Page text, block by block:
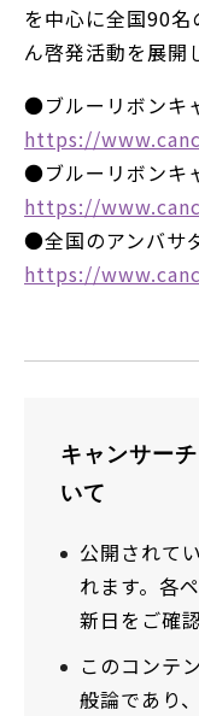
を中心に全国90名
ん啓発活動を展開
●ブルーリボンキ
https://
●ブルーリボンキ
https://
●全国のアンバサ
https://
キャンサー
いて
公開されて
れます。各
新日をご確
このコンテ
般論であり